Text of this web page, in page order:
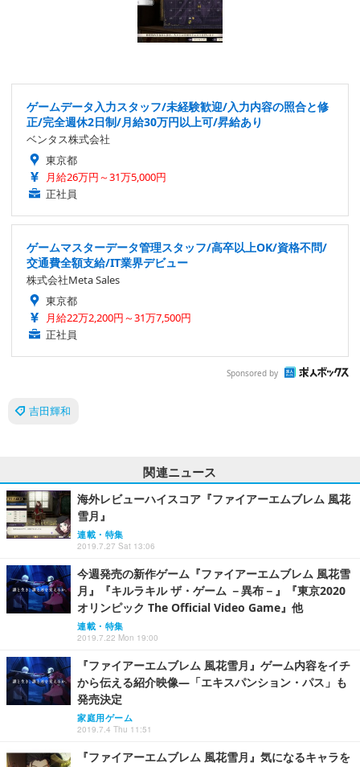
ゲームデータ入力スタッフ/未経験歓迎/入力内容の照合と修
正/完全週休2日制/月給30万円以上可/昇給あり
ベンタス株式会社
東京都
月給26万円～31万5,000円
正社員
ゲームマスターデータ管理スタッフ/高卒以上OK/資格不問/
交通費全額支給/IT業界デビュー
株式会社Meta Sales
東京都
月給22万2,200円～31万7,500円
正社員
Sponsored by
吉田輝和
関連ニュース
海外レビューハイスコア『ファイアーエムブレム 風花
雪月』
連載・特集
2019.7.27 Sat 13:06
今週発売の新作ゲーム『ファイアーエムブレム 風花雪
月』『キルラキル ザ・ゲーム －異布－』『東京2020
オリンピック The Official Video Game』他
連載・特集
2019.7.22 Mon 19:00
『ファイアーエムブレム 風花雪月』ゲーム内容をイチ
から伝える紹介映像―「エキスパンション・パス」も
発売決定
家庭用ゲーム
2019.7.4 Thu 11:51
『ファイアーエムブレム 風花雪月』気になるキャラを